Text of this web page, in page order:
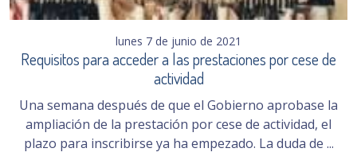
lunes 7 de junio de 2021
Requisitos para acceder a las prestaciones por cese de
actividad
Una semana después de que el Gobierno aprobase la
ampliación de la prestación por cese de actividad, el
plazo para inscribirse ya ha empezado. La duda de ...